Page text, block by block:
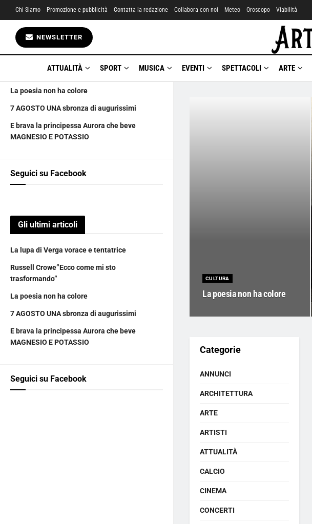
Gli ultimi articoli
La lupa di Verga vorace e tentatrice
Russell Crowe”Ecco come mi sto
trasformando”
La poesia non ha colore
7 AGOSTO UNA sbronza di augurissimi
E brava la principessa Aurora che beve
MAGNESIO E POTASSIO
Seguici su Facebook
Gli ultimi articoli
La lupa di Verga vorace e tentatrice
Russell Crowe”Ecco come mi sto
trasformando”
La poesia non ha colore
7 AGOSTO UNA sbronza di augurissimi
E brava la principessa Aurora che beve
MAGNESIO E POTASSIO
Seguici su Facebook
Chi Siamo Promozione e pubblicità Contatta la redazione Collabora con noi Meteo Oroscopo Viabilità
NEWSLETTER
ATTUALITÀ SPORT MUSICA EVENTI SPETTACOLI ARTE
CULTURA
La poesia non ha colore
Categorie
ANNUNCI
ARCHITETTURA
ARTE
ARTISTI
ATTUALITÀ
CALCIO
CINEMA
CONCERTI